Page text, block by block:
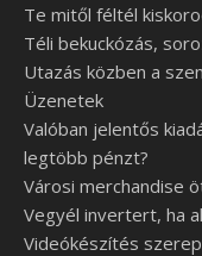
Te mitől féltél
Téli bekuckózás,
Utazás közben a
Üzenetek
Valóban jelentős
legtöbb pénzt?
Városi merchandise
Vegyél invertert, ha
Videókészítés